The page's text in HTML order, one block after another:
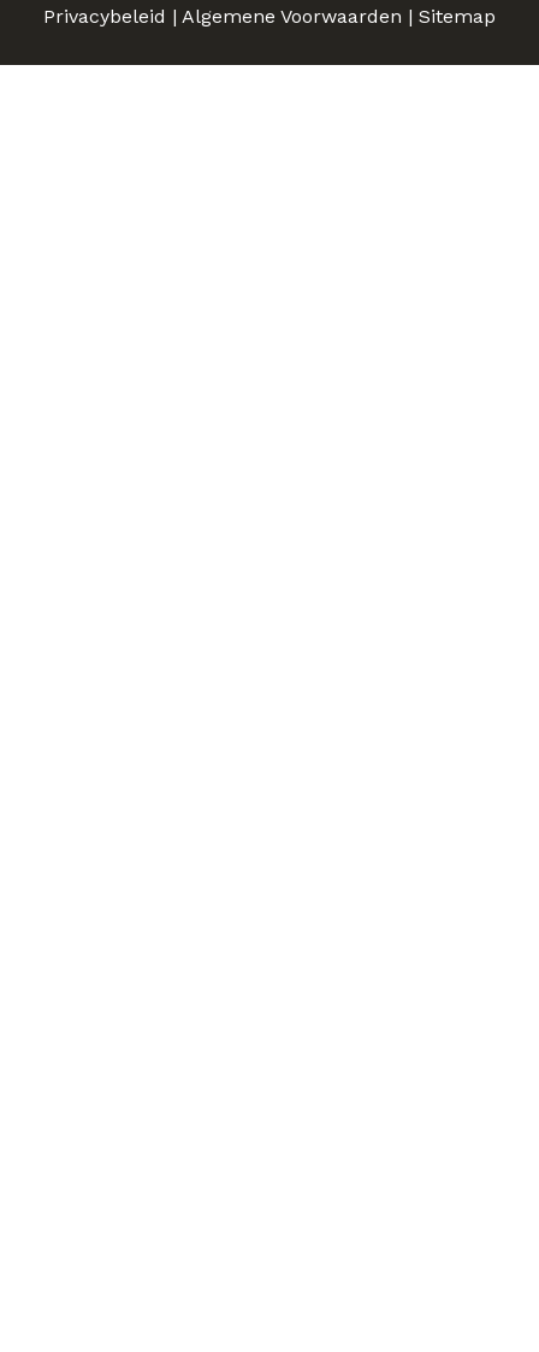
Privacybeleid | Algemene Voorwaarden | Sitemap